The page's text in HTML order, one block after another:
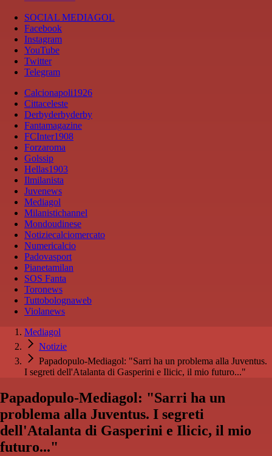
SOCIAL MEDIAGOL
Facebook
Instagram
YouTube
Twitter
Telegram
Calcionapoli1926
Cittaceleste
Derbyderbyderby
Fantamagazine
FCInter1908
Forzaroma
Golssip
Hellas1903
Ilmilanista
Juvenews
Mediagol
Milanistichannel
Mondoudinese
Notiziecalciomercato
Numericalcio
Padovasport
Pianetamilan
SOS Fanta
Toronews
Tuttobolognaweb
Violanews
Mediagol
Notizie
Papadopulo-Mediagol: "Sarri ha un problema alla Juventus.
I segreti dell'Atalanta di Gasperini e Ilicic, il mio futuro..."
Papadopulo-Mediagol: "Sarri ha un
problema alla Juventus. I segreti
dell'Atalanta di Gasperini e Ilicic, il mio
futuro..."